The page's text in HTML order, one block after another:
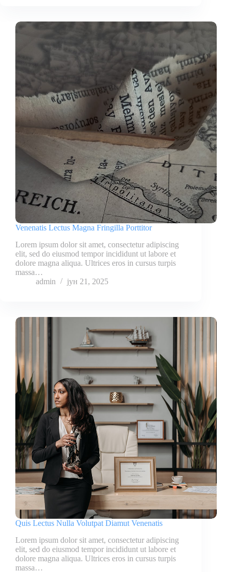
Venenatis Lectus Magna Fringilla Porttitor
Lorem ipsum dolor sit amet, consectetur adipiscing
elit, sed do eiusmod tempor incididunt ut labore et
dolore magna aliqua. Ultrices eros in cursus turpis
massa…
admin
јун 21, 2025
Quis Lectus Nulla Volutpat Diamut Venenatis
Lorem ipsum dolor sit amet, consectetur adipiscing
elit, sed do eiusmod tempor incididunt ut labore et
dolore magna aliqua. Ultrices eros in cursus turpis
massa…